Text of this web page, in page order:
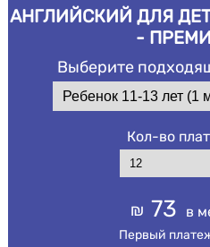
АНГЛИЙСКИЙ ДЛЯ
-
Выберите
Кол-во
₪ 73 в
Первый